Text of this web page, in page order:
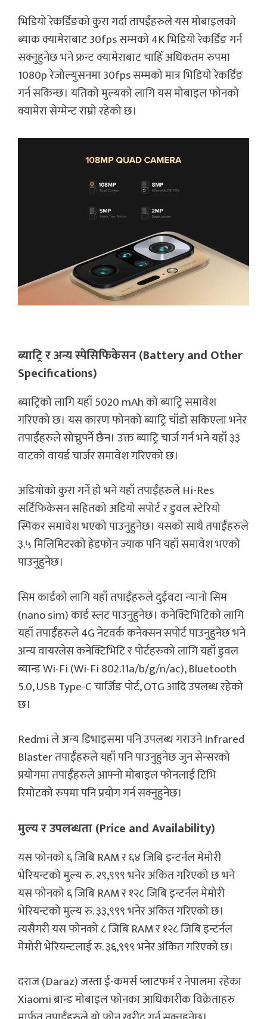
भिडियो रेकर्डिङको कुरा गर्दा तापईँहरुले यस मोबाइलको
ब्याक क्यामेराबाट 30fps सम्मको 4K भिडियो रेकर्डिङ गर्न
सक्नुहुनेछ भने फ्रन्ट क्यामेराबाट चाहिँ अधिकतम रुपमा
1080p रेजोल्युसनमा 30fps सम्मको मात्र भिडियो रेकर्डिङ
गर्न सकिन्छ। यतिको मुल्यको लागि यस मोबाइल फोनको
क्यामेरा सेग्मेन्ट राम्रो रहेको छ।
ब्याट्रि र अन्य स्पेसिफिकेसन (Battery and Other
Specifications)
ब्याट्रिको लागि यहाँ 5020 mAh को ब्याट्रि समावेश
गरिएको छ। यस कारण फोनको ब्याट्रि चाँडो सकिएला भनेर
तपाईँहरुले सोच्नुपर्ने छैन। उक्त ब्याट्रि चार्ज गर्न भने यहाँ ३३
वाटको वायर्ड चार्जर समावेश गरिएको छ।
अडियोको कुरा गर्ने हो भने यहाँ तपाईँहरुले Hi-Res
सर्टिफिकेसन सहितको अडियो सपोर्ट र डुवल स्टेरियो
स्पिकर समावेश भएको पाउनुहुनेछ। यसको साथै तपाईँहरुले
३.५ मिलिमिटरको हेडफोन ज्याक पनि यहाँ समावेश भएको
पाउनुहुनेछ।
सिम कार्डको लागि यहाँ तपाईँहरुले दुईवटा न्यानो सिम
(nano sim) कार्ड स्लट पाउनुहुनेछ। कनेक्टिभिटिको लागि
यहाँ तपाईँहरुले 4G नेटवर्क कनेक्सन सपोर्ट पाउनुहुनेछ भने
अन्य वायरलेस कनेक्टिभिटि र पोर्टहरुको लागि यहाँ डुवल
ब्यान्ड Wi-Fi (Wi-Fi 802.11a/b/g/n/ac), Bluetooth
5.0, USB Type-C चार्जिङ पोर्ट, OTG आदि उपलब्ध रहेको
छ।
Redmi ले अन्य डिभाइसमा पनि उपलब्ध गराउने Infrared
Blaster तपाईँहरुले यहाँ पनि पाउनुहुनेछ जुन सेन्सरको
प्रयोगमा तपाईँहरुले आफ्नो मोबाइल फोनलाई टिभि
रिमोटको रुपमा पनि प्रयोग गर्न सक्नुहुनेछ।
मुल्य र उपलब्धता (Price and Availability)
यस फोनको ६ जिबि RAM र ६४ जिबि इन्टर्नल मेमोरी
भेरियन्टको मुल्य रु. २९,९९९ भनेर अंकित गरिएको छ भने
यस फोनको ६ जिबि RAM र १२८ जिबि इन्टर्नल मेमोरी
भेरियन्टको मुल्य रु. ३३,९९९ भनेर अंकित गरिएको छ।
त्यसैगरी यस फोनको ८ जिबि RAM र १२८ जिबि इन्टर्नल
मेमोरी भेरियन्टलाई रु. ३६,९९९ भनेर अंकित गरिएको छ।
दराज (Daraz) जस्ता ई-कमर्स प्लाटफर्म र नेपालमा रहेका
Xiaomi ब्रान्ड मोबाइल फोनका आधिकारीक विक्रेताहरु